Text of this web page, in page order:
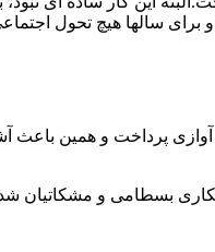
برای سالها هیچ تحول
پرداخت و همین باعث
بسطامی و مشکاتیان